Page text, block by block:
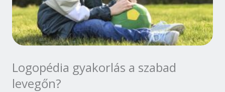
Logopédia gyakorlás a szabad
levegőn?